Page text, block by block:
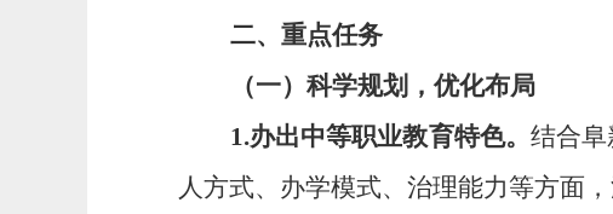
二、重点任务
（一） 科学规划，优化布局
1.办出中等职业教育特色。 结合
人方式、 办学模式、治理能力等方面，